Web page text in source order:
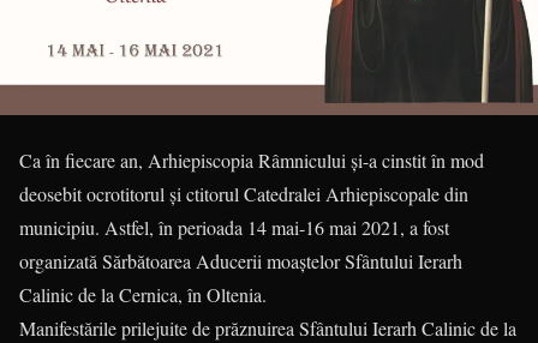
Ca în fiecare an, Arhiepiscopia Râmnicului și-a cinstit în mod
deosebit ocrotitorul și ctitorul Catedralei Arhiepiscopale din
municipiu. Astfel, în perioada 14 mai-16 mai 2021, a fost
organizată Sărbătoarea Aducerii moaștelor Sfântului Ierarh
Calinic de la Cernica, în Oltenia.
Manifestările prilejuite de prăznuirea Sfântului Ierarh Calinic de la